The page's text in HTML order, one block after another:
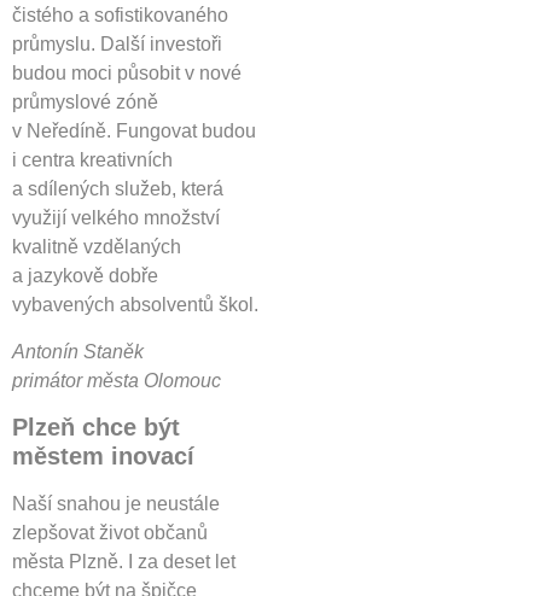
čistého a sofistikovaného
průmyslu. Další investoři
budou moci působit v nové
průmyslové zóně
v Neředíně. Fungovat budou
i centra kreativních
a sdílených služeb, která
využijí velkého množství
kvalitně vzdělaných
a jazykově dobře
vybavených absolventů škol.
Antonín Staněk
primátor města Olomouc
Plzeň chce být
městem inovací
Naší snahou je neustále
zlepšovat život občanů
města Plzně. I za deset let
chceme být na špičce